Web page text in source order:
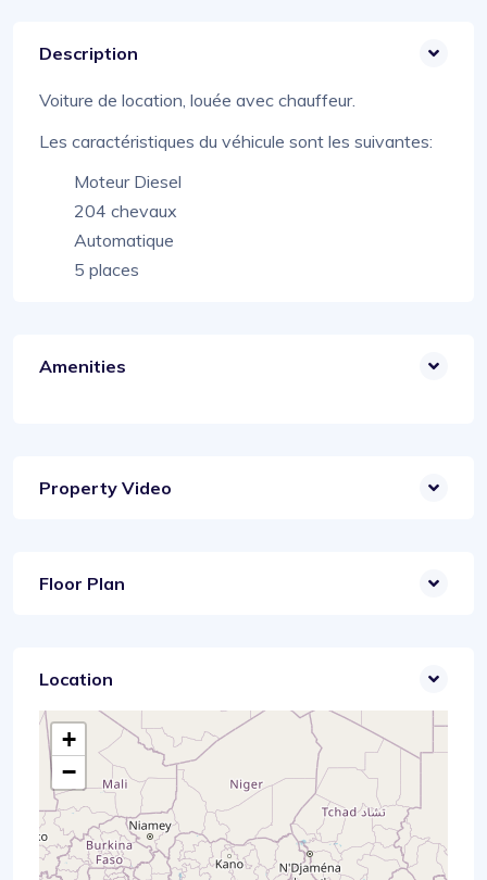
Description
Voiture de location, louée avec chauffeur.
Les caractéristiques du véhicule sont les suivantes:
Moteur Diesel
204 chevaux
Automatique
5 places
Amenities
Property Video
Floor Plan
Location
+
−